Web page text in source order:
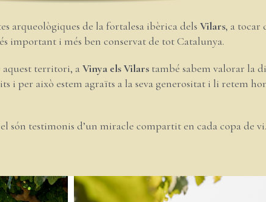
arqueològiques de la fortalesa ibèrica dels Vilars, a tocar
important i més ben conservat de tot Catalunya.
aquest territori, aVinya els Vilarstambé sabem valorar la
i per això estem agraïts a la seva generositat i li retem
són testimonis d’un miracle compartit en cada copa de vi.